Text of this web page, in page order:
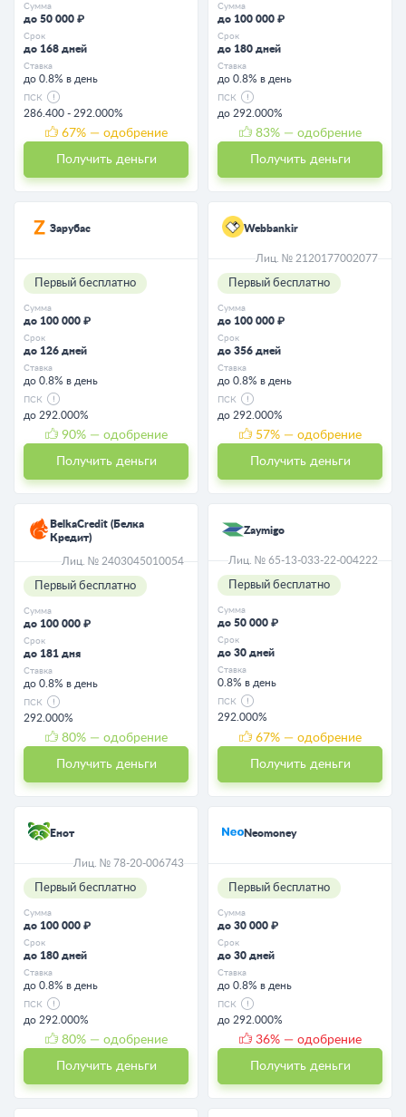
Сумма
до 50 000 ₽
Срок
до 168 дней
Ставка
до 0.8% в день
ПСК
286.400 - 292.000%
67% — одобрение
Получить деньги
Сумма
до 100 000 ₽
Срок
до 180 дней
Ставка
до 0.8% в день
ПСК
до 292.000%
83% — одобрение
Получить деньги
Зарубас
Первый бесплатно
Сумма
до 100 000 ₽
Срок
до 126 дней
Ставка
до 0.8% в день
ПСК
до 292.000%
90% — одобрение
Получить деньги
Webbankir
Лиц. № 2120177002077
Первый бесплатно
Сумма
до 100 000 ₽
Срок
до 356 дней
Ставка
до 0.8% в день
ПСК
до 292.000%
57% — одобрение
Получить деньги
BelkaCredit (Белка
Кредит)
Лиц. № 2403045010054
Первый бесплатно
Сумма
до 100 000 ₽
Срок
до 181 дня
Ставка
до 0.8% в день
ПСК
292.000%
80% — одобрение
Получить деньги
Zaymigo
Лиц. № 65-13-033-22-004222
Первый бесплатно
Сумма
до 50 000 ₽
Срок
до 30 дней
Ставка
0.8% в день
ПСК
292.000%
67% — одобрение
Получить деньги
Енот
Лиц. № 78-20-006743
Первый бесплатно
Сумма
до 100 000 ₽
Срок
до 180 дней
Ставка
до 0.8% в день
ПСК
до 292.000%
80% — одобрение
Получить деньги
Neomoney
Первый бесплатно
Сумма
до 30 000 ₽
Срок
до 30 дней
Ставка
до 0.8% в день
ПСК
до 292.000%
36% — одобрение
Получить деньги